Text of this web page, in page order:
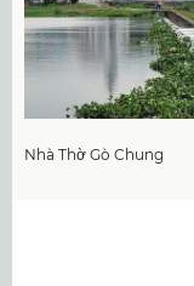
Nhà Thờ Gò Chung